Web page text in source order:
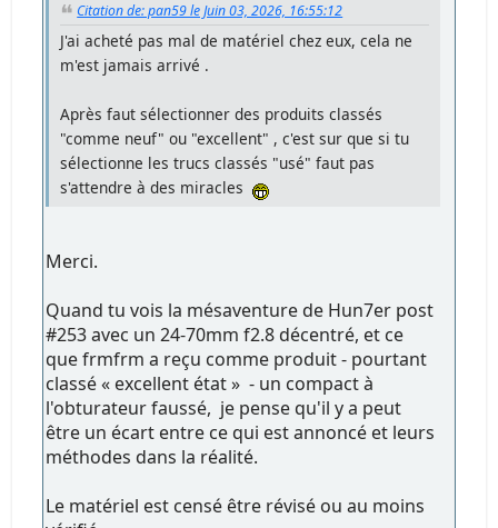
Citation de: pan59 le Juin 03, 2026, 16:55:12
J'ai acheté pas mal de matériel chez eux, cela ne
m'est jamais arrivé .
Après faut sélectionner des produits classés
"comme neuf" ou "excellent" , c'est sur que si tu
sélectionne les trucs classés "usé" faut pas
s'attendre à des miracles
Merci.
Quand tu vois la mésaventure de Hun7er post
#253 avec un 24-70mm f2.8 décentré, et ce
que frmfrm a reçu comme produit - pourtant
classé « excellent état » - un compact à
l'obturateur faussé, je pense qu'il y a peut
être un écart entre ce qui est annoncé et leurs
méthodes dans la réalité.
Le matériel est censé être révisé ou au moins